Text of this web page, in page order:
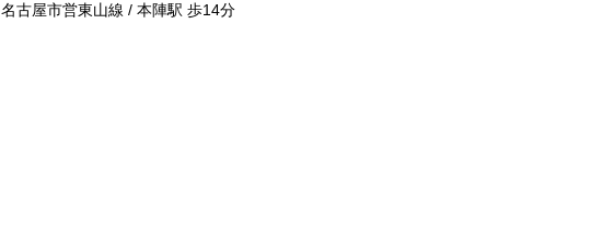
名古屋市営東山線 / 本陣駅 歩14分